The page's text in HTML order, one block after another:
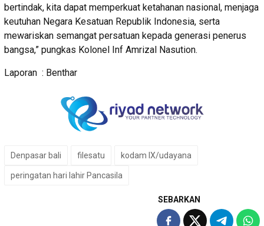
bertindak, kita dapat memperkuat ketahanan nasional, menjaga
keutuhan Negara Kesatuan Republik Indonesia, serta
mewariskan semangat persatuan kepada generasi penerus
bangsa,” pungkas Kolonel Inf Amrizal Nasution.
Laporan : Benthar
Denpasar bali filesatu kodam IX/udayana
peringatan hari lahir Pancasila
SEBARKAN